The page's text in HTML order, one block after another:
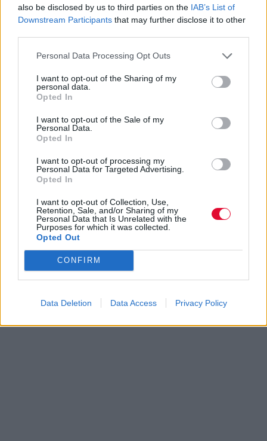
also be disclosed by us to third parties on the IAB’s List of
Downstream Participants that may further disclose it to other
Personal Data Processing Opt Outs
I want to opt-out of the Sharing of my
personal data.
Opted In
I want to opt-out of the Sale of my
Personal Data.
Opted In
I want to opt-out of processing my
Personal Data for Targeted Advertising.
Opted In
I want to opt-out of Collection, Use,
Retention, Sale, and/or Sharing of my
Personal Data that Is Unrelated with the
Purposes for which it was collected.
Opted Out
CONFIRM
Data Deletion Data Access Privacy Policy